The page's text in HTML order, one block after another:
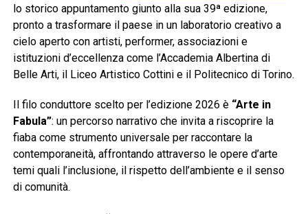
lo storico appuntamento giunto alla sua 39ª edizione,
pronto a trasformare il paese in un laboratorio creativo a
cielo aperto con artisti, performer, associazioni e
istituzioni d’eccellenza come l’Accademia Albertina di
Belle Arti, il Liceo Artistico Cottini e il Politecnico di Torino.
Il filo conduttore scelto per l’edizione 2026 è “Arte in
Fabula”: un percorso narrativo che invita a riscoprire la
fiaba come strumento universale per raccontare la
contemporaneità, affrontando attraverso le opere d’arte
temi quali l’inclusione, il rispetto dell’ambiente e il senso
di comunità.